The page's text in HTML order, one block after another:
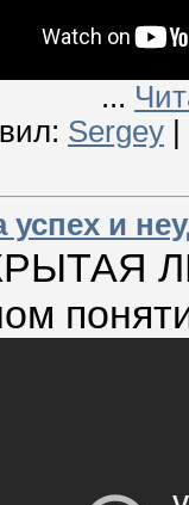
...
Sergey |
и